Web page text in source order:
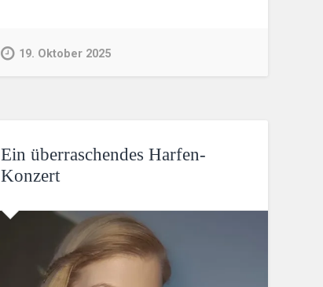
19. Oktober 2025
Ein überraschendes Harfen-
Konzert